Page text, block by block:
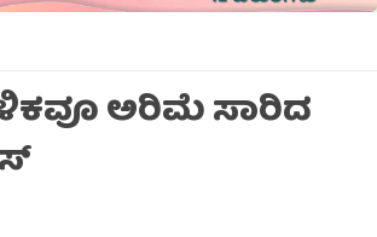
ಅರಿಮೆ ಸಾರಿದ